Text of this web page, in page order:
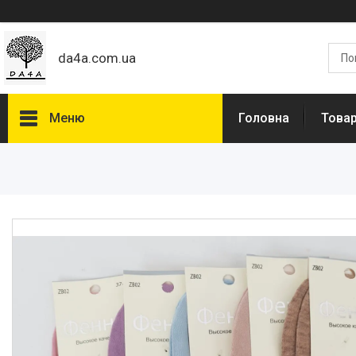
da4a.com.ua
Меню
Відгуки
Доставка та оплата
Дропшиппінг
Головна